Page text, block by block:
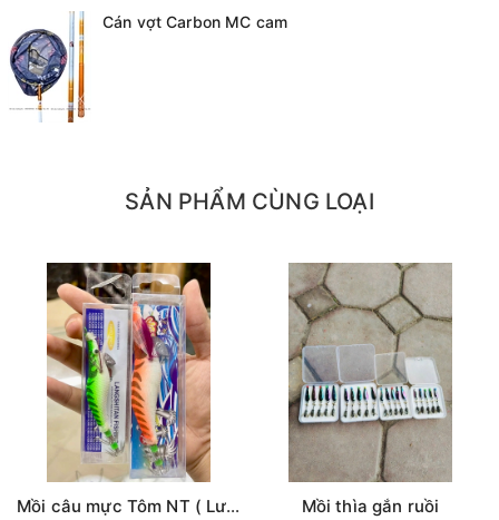
Cán vợt Carbon MC cam
SẢN PHẨM CÙNG LOẠI
Mồi câu mực Tôm NT ( Lưng vằn ) Mồi thìa gắn ruồi